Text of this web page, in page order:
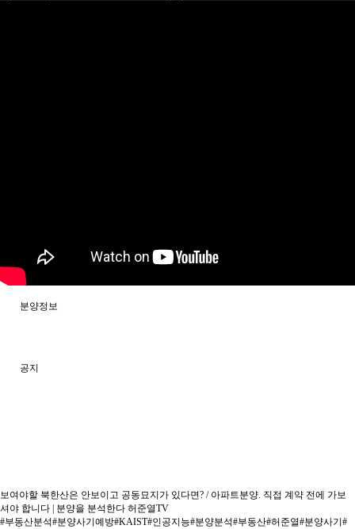
허준열 칼럼
분양분석 칼럼
분양정보
공지
보여야할 북한산은 안보이고 공동묘지가 있다면? / 아파트분양. 직접 계약 전에 가보
셔야 합니다 | 분양을 분석한다 허준열TV
#부동산분석#분양사기예방#KAIST#인공지능#분양분석#부동산#허준열#분양사기#